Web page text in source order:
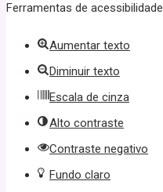
Ferramentas de acessibilidade
Aumentar texto
Diminuir texto
Escala de cinza
Alto contraste
Contraste negativo
Fundo claro